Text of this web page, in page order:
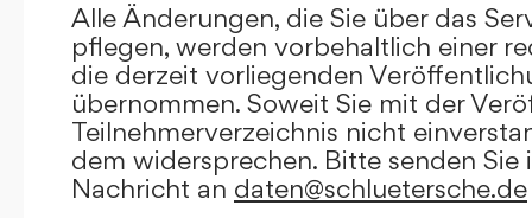
Alle Änderungen, die Sie über das
pflegen, werden vorbehaltlich einer
die derzeit vorliegenden
übernommen. Soweit Sie mit der
Teilnehmerverzeichnis nicht
dem widersprechen. Bitte senden Sie
Nachricht an daten@schluetersche.de